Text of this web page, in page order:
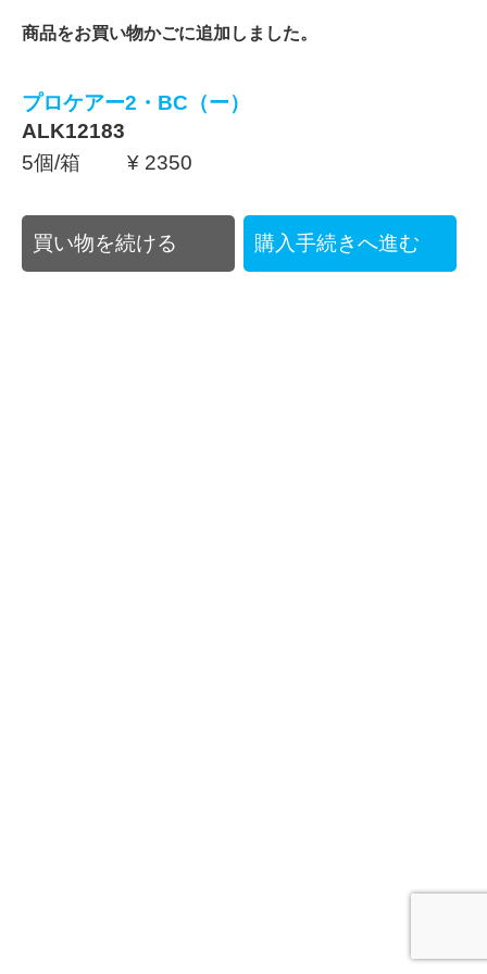
商品をお買い物かごに追加しました。
プロケアー2・BC（ー）
ALK12183
5個/箱 ¥ 2350
買い物を続ける 購入手続きへ進む